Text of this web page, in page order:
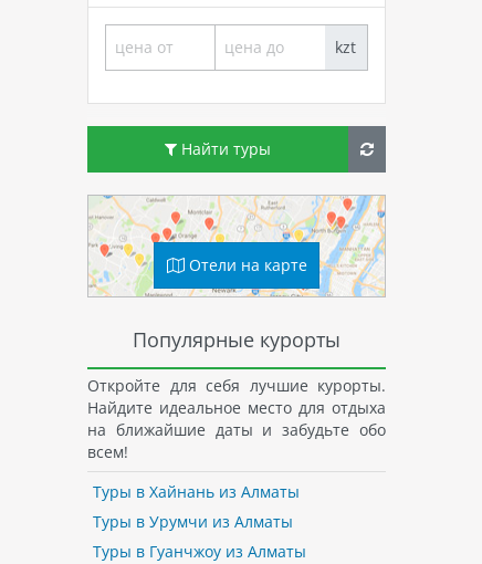
kzt
Найти туры
Отели на карте
Популярные курорты
Откройте для себя лучшие курорты.
Найдите идеальное место для отдыха
на ближайшие даты и забудьте обо
всем!
Туры в Хайнань из Алматы
Туры в Урумчи из Алматы
Туры в Гуанчжоу из Алматы